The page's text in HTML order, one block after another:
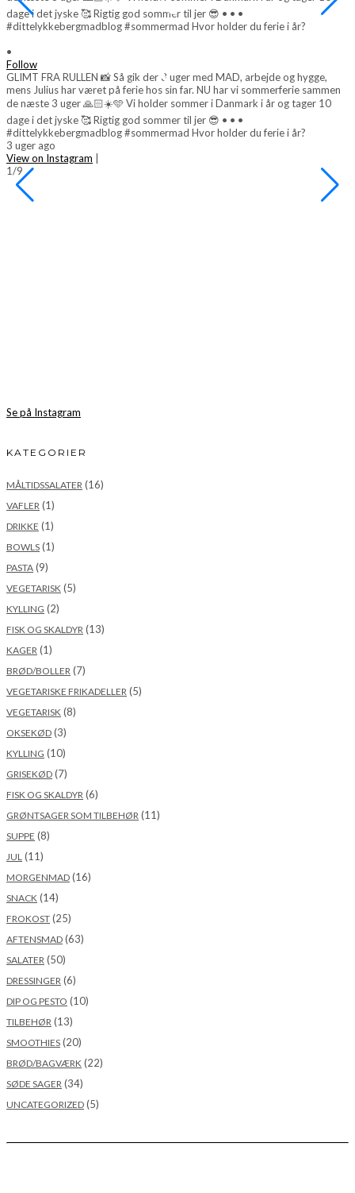
•
Follow
GLIMT FRA RULLEN 📸 Så gik der 3 uger med MAD, arbejde og hygge,
mens Julius har været på ferie hos sin far. NU har vi sommerferie sammen
de næste 3 uger 🙏🏻☀️🩵 Vi holder sommer i Danmark i år og tager 10
dage i det jyske 🥰 Rigtig god sommer til jer 😎 • • •
#dittelykkebergmadblog #sommermad Hvor holder du ferie i år?
3 uger ago
View on Instagram
1/9
Se på Instagram
KATEGORIER
MÅLTIDSSALATER (16)
VAFLER (1)
DRIKKE (1)
BOWLS (1)
PASTA (9)
VEGETARISK (5)
KYLLING (2)
FISK OG SKALDYR (13)
KAGER (1)
BRØD/BOLLER (7)
VEGETARISKE FRIKADELLER (5)
VEGETARISK (8)
OKSEKØD (3)
KYLLING (10)
GRISEKØD (7)
FISK OG SKALDYR (6)
GRØNTSAGER SOM TILBEHØR (11)
SUPPE (8)
JUL (11)
MORGENMAD (16)
SNACK (14)
FROKOST (25)
AFTENSMAD (63)
SALATER (50)
DRESSINGER (6)
DIP OG PESTO (10)
TILBEHØR (13)
SMOOTHIES (20)
BRØD/BAGVÆRK (22)
SØDE SAGER (34)
UNCATEGORIZED (5)